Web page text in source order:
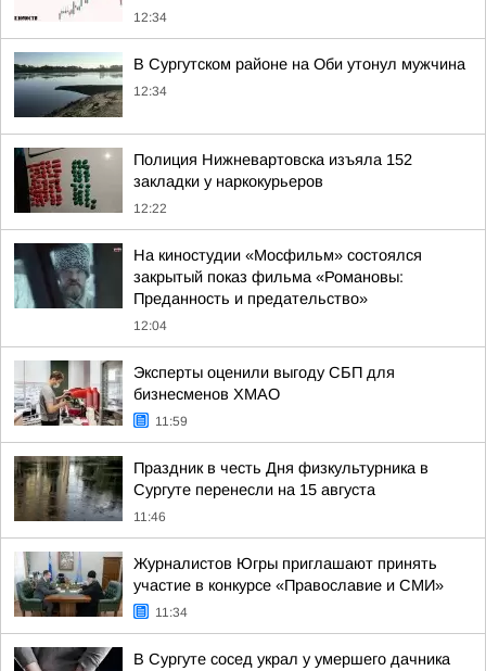
12:34
В Сургутском районе на Оби утонул мужчина
12:34
Полиция Нижневартовска изъяла 152
закладки у наркокурьеров
12:22
На киностудии «Мосфильм» состоялся
закрытый показ фильма «Романовы:
Преданность и предательство»
12:04
Эксперты оценили выгоду СБП для
бизнесменов ХМАО
11:59
Праздник в честь Дня физкультурника в
Сургуте перенесли на 15 августа
11:46
Журналистов Югры приглашают принять
участие в конкурсе «Православие и СМИ»
11:34
В Сургуте сосед украл у умершего дачника